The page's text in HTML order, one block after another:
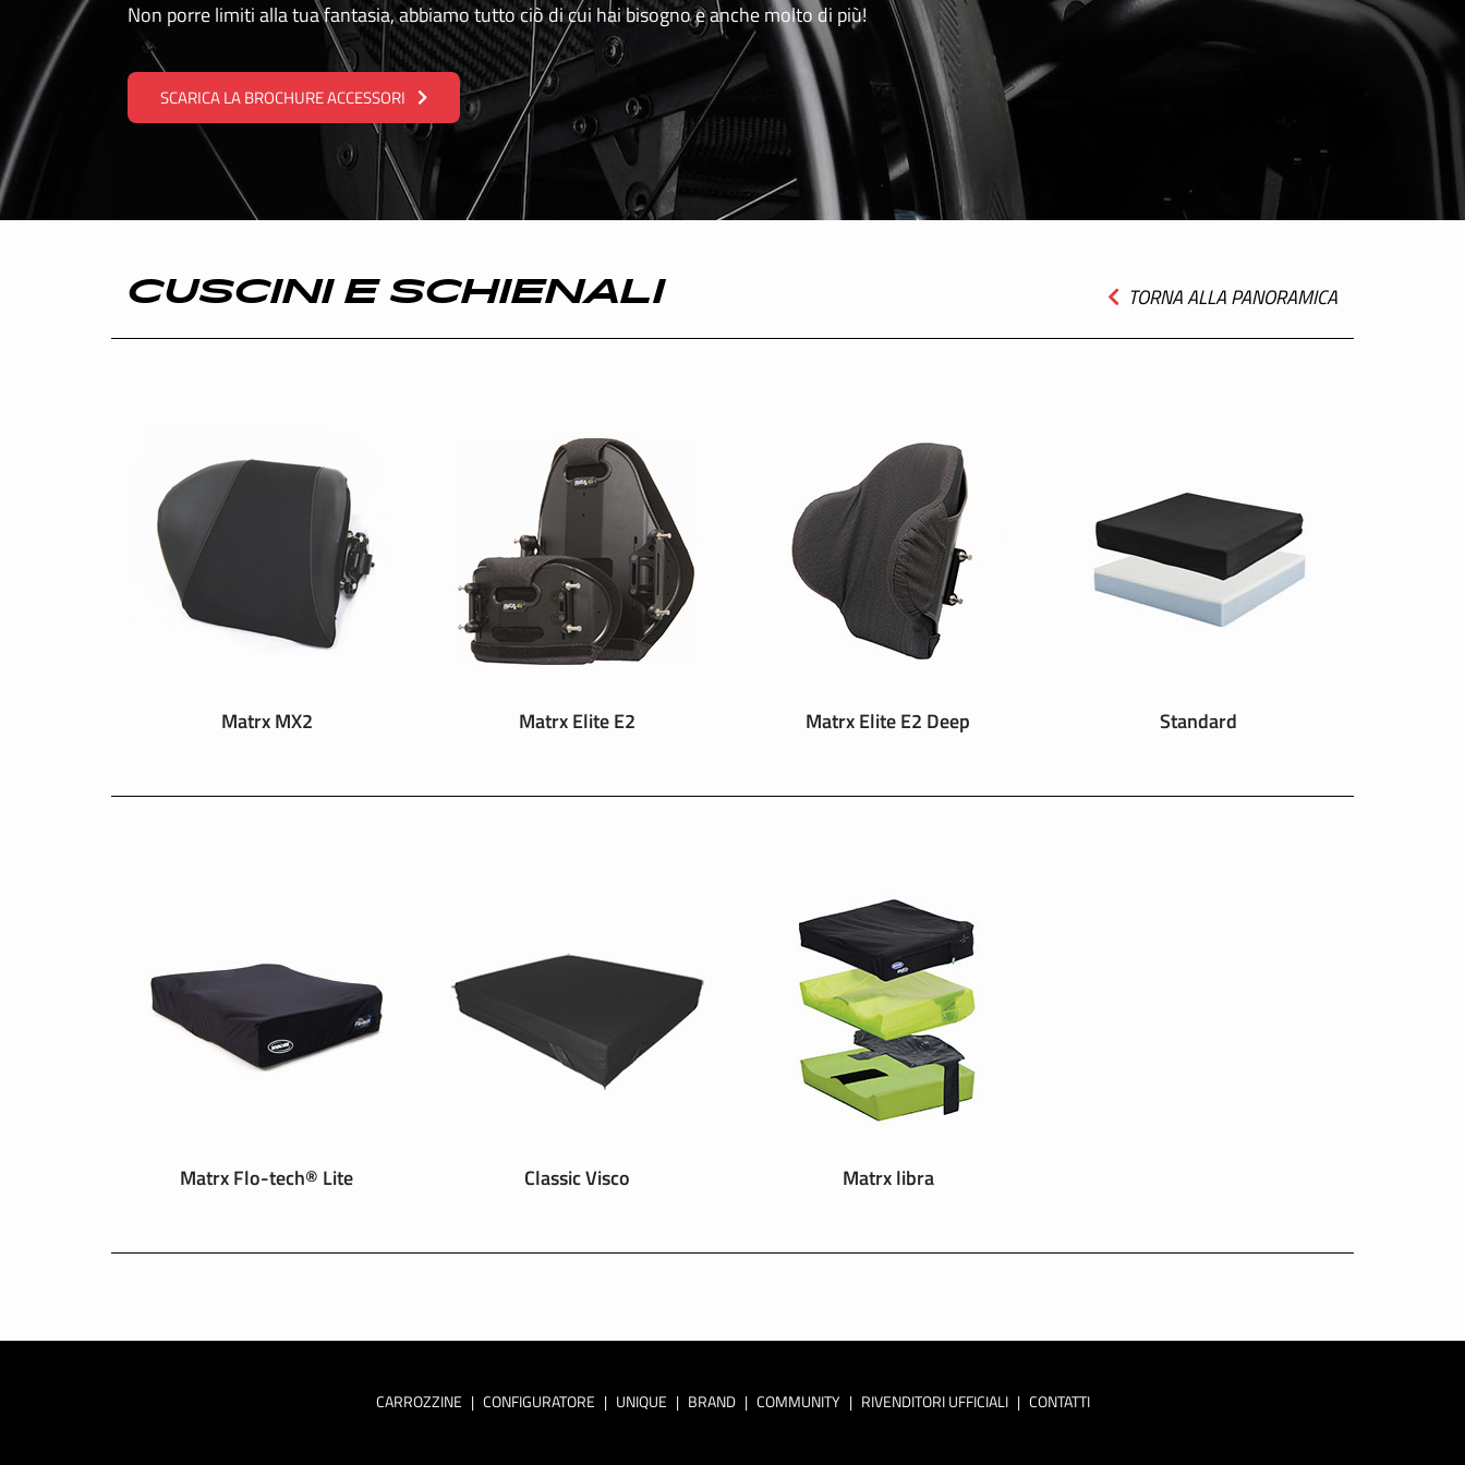
Non porre limiti alla tua fantasia, abbiamo tutto ciò di cui hai bisogno e anche molto di più!
SCARICA LA BROCHURE ACCESSORI
CUSCINI E SCHIENALI TORNA ALLA PANORAMICA
Matrx MX2 Matrx Elite E2 Matrx Elite E2 Deep Standard
Matrx Flo-tech® Lite Classic Visco Matrx libra
INTERNATIONAL SCHWEIZ
CARROZZINE | CONFIGURATORE | UNIQUE | BRAND | COMMUNITY | RIVENDITORI UFFICIALI | CONTATTI